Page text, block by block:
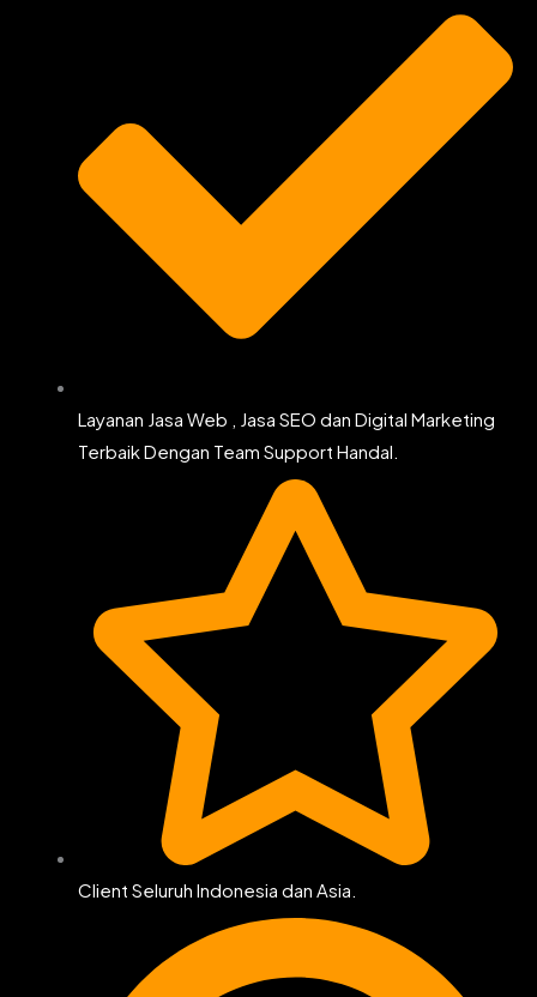
Layanan Jasa Web , Jasa SEO dan Digital Marketing
Terbaik Dengan Team Support Handal.
Client Seluruh Indonesia dan Asia.